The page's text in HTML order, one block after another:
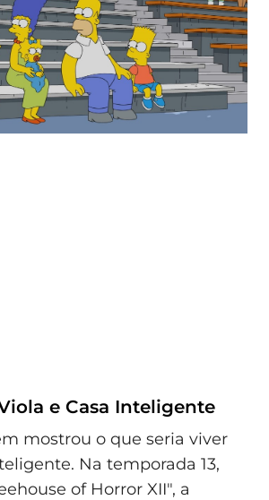
e Casa Inteligente
mostrou o que seria viver
Na temporada 13,
of Horror XII", a